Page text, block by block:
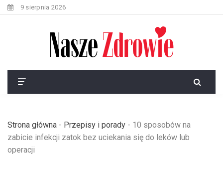
9 sierpnia 2026
Strona główna - Przepisy i porady - 10 sposobów na
zabicie infekcji zatok bez uciekania się do leków lub
operacji